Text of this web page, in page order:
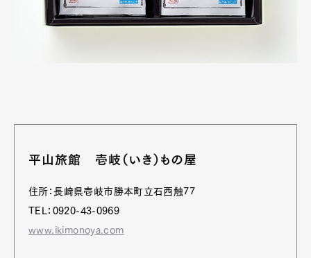
平山旅館 壱岐（いき）もの屋
住所：長崎県壱岐市勝本町立石西触77
TEL：0920-43-0969
www.ikimonoya.com